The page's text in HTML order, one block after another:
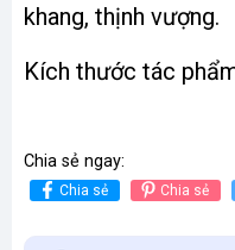
khang, thịnh vượng.
Kích thước tác
Chia sẻ ngay:
Chia sẻ Chia sẻ